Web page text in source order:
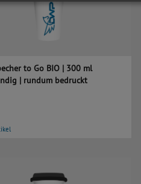
to Go BIO | 300 ml
| rundum bedruckt